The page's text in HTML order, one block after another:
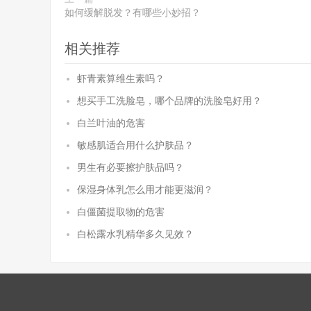
如何缓解脱发？有哪些小妙招？
相关推荐
虾青素算维生素吗？
想买手工洗脸皂，哪个品牌的洗脸皂好用？
白兰叶油的危害
敏感肌适合用什么护肤品？
男生有必要擦护肤品吗？
保湿身体乳怎么用才能更滋润？
白僵菌提取物的危害
白松露水乳精华多久见效？